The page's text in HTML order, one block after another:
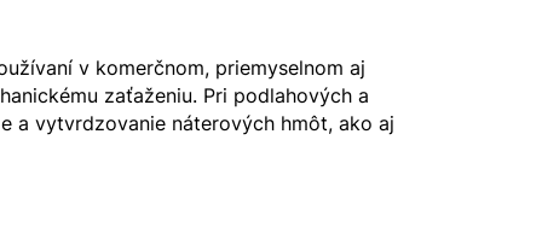
v komerčnom, priemyselnom aj
zaťaženiu. Pri podlahových a
a vytvrdzovanie náterových hmôt, ako aj